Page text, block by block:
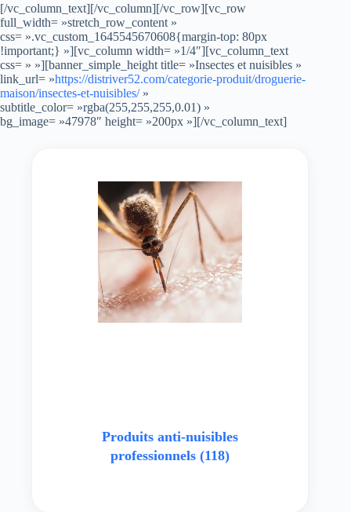
[/vc_column_text][/vc_column][/vc_row][vc_row
full_width= »stretch_row_content »
css= ».vc_custom_1645545670608{margin-top: 80px
!important;} »][vc_column width= »1/4″][vc_column_text
css= » »][banner_simple_height title= »Insectes et nuisibles »
link_url= »https://distriver52.com/categorie-produit/droguerie-
maison/insectes-et-nuisibles/»
subtitle_color= »rgba(255,255,255,0.01) »
bg_image= »47978″ height= »200px »][/vc_column_text]
Produits anti-nuisibles
professionnels(118)